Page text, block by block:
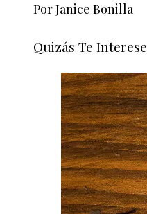
Por Janice Bonilla
Quizás Te Interese